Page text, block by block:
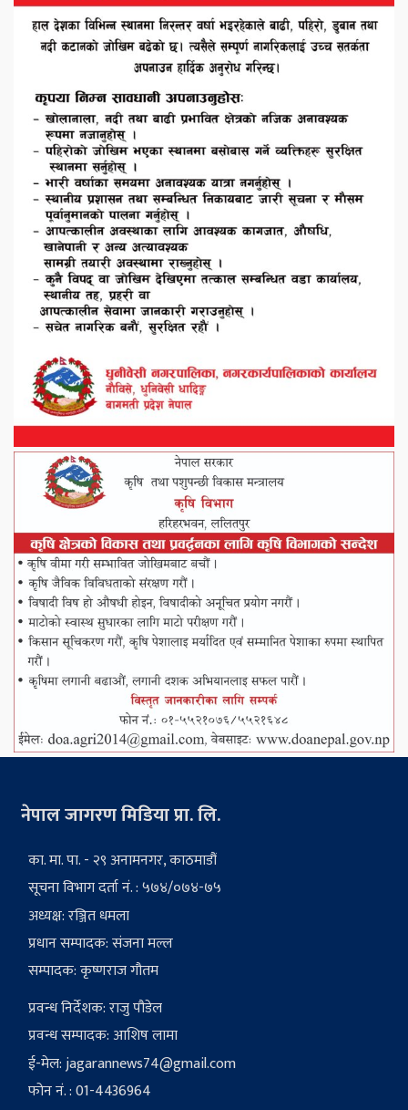
नेपाल जागरण मिडिया प्रा. लि.
का. मा. पा. - २९ अनामनगर, काठमाडौं
सूचना विभाग दर्ता नं. : ५७४/०७४-७५
अध्यक्ष: रञ्जित धमला
प्रधान सम्पादक: संजना मल्ल
सम्पादक: कृष्णराज गौतम
प्रवन्ध निर्देशक: राजु पौडेल
प्रवन्ध सम्पादक: आशिष लामा
ई-मेल:jagarannews74@gmail.com
फोन नं. : 01-4436964